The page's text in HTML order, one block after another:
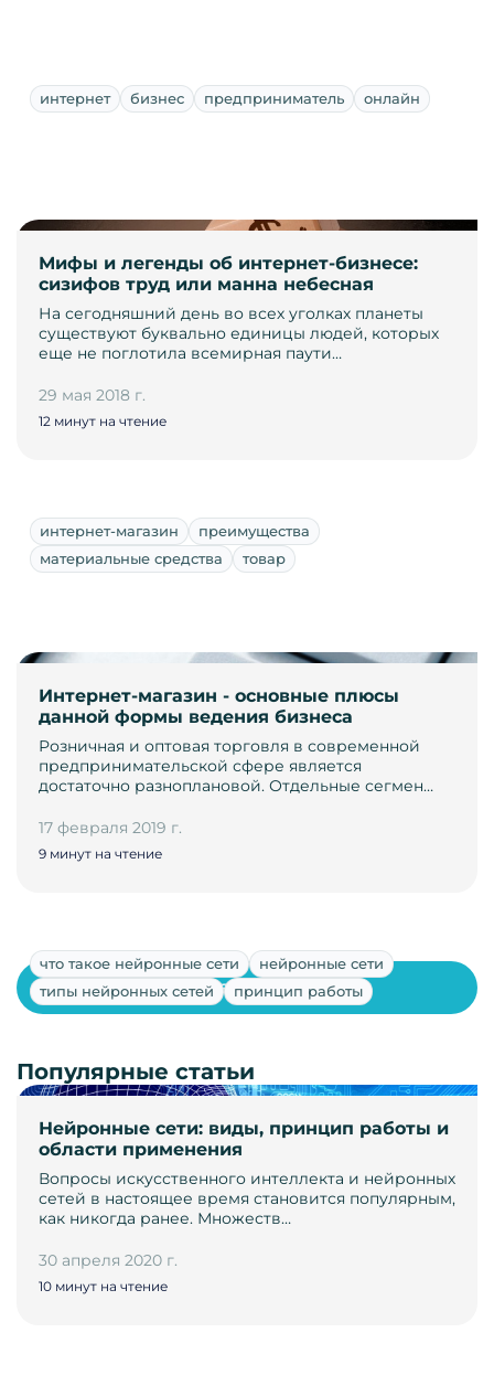
интернет бизнес предприниматель онлайн
Мифы и легенды об интернет-бизнесе:
сизифов труд или манна небесная
На сегодняшний день во всех уголках планеты
существуют буквально единицы людей, которых
еще не поглотила всемирная паути…
29 мая 2018 г.
12 минут на чтение
интернет-магазин
преимущества
материальные средства
товар
Интернет-магазин - основные плюсы
данной формы ведения бизнеса
Розничная и оптовая торговля в современной
предпринимательской сфере является
достаточно разноплановой. Отдельные сегмен…
17 февраля 2019 г.
9 минут на чтение
что такое нейронные сети
нейронные сети
типы нейронных сетей
принцип работы
Нейронные сети: виды, принцип работы и
области применения
Вопросы искусственного интеллекта и нейронных
сетей в настоящее время становится популярным,
как никогда ранее. Множеств…
30 апреля 2020 г.
10 минут на чтение
Показать ещё
Популярные статьи